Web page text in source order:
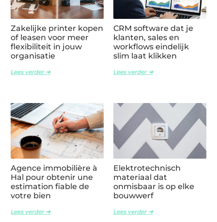
Zakelijke printer kopen
of leasen voor meer
flexibiliteit in jouw
organisatie
Lees verder ➜
CRM software dat je
klanten, sales en
workflows eindelijk
slim laat klikken
Lees verder ➜
Agence immobilière à
Hal pour obtenir une
estimation fiable de
votre bien
Lees verder ➜
Elektrotechnisch
materiaal dat
onmisbaar is op elke
bouwwerf
Lees verder ➜